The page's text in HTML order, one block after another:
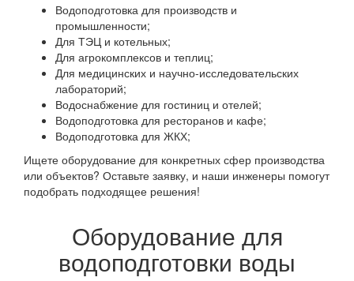
Водоподготовка для производств и
промышленности;
Для ТЭЦ и котельных;
Для агрокомплексов и теплиц;
Для медицинских и научно-исследовательских
лабораторий;
Водоснабжение для гостиниц и отелей;
Водоподготовка для ресторанов и кафе;
Водоподготовка для ЖКХ;
Ищете оборудование для конкретных сфер производства
или объектов? Оставьте заявку, и наши инженеры помогут
подобрать подходящее решения!
Оборудование для
водоподготовки воды